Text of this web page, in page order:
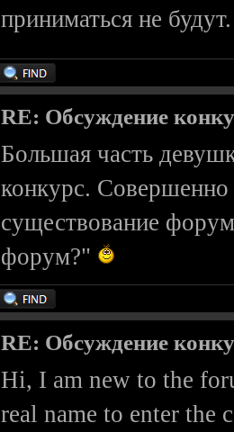
приниматься не
RE: Обсуждение
Большая часть
конкурс.
существование
форум?"
RE: Обсуждение
Hi, I am new to the
real name to enter the